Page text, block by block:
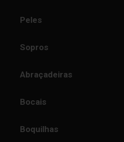
Peles
Sopros
Abraçadeiras
Bocais
Boquilhas